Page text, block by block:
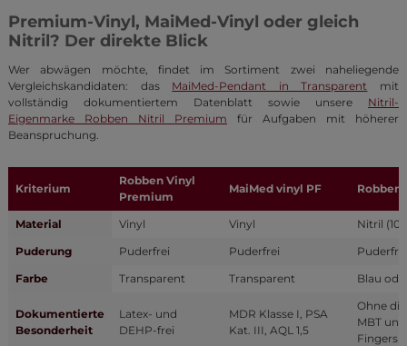
Premium-Vinyl, MaiMed-Vinyl oder gleich
Nitril? Der direkte Blick
Wer abwägen möchte, findet im Sortiment zwei naheliegende
Vergleichskandidaten: das MaiMed-Pendant in Transparent mit
vollständig dokumentiertem Datenblatt sowie unsere Nitril-
Eigenmarke Robben Nitril Premium für Aufgaben mit höherer
Beanspruchung.
Kriterium
Robben Vinyl
Premium
MaiMed vinyl PF
Material Vinyl Vinyl
Nitril
Puderung
Puderfrei Puderfrei
Puderfrei
Farbe
Transparent Transparent Blau
Dokumentierte
Besonderheit
Latex- und
DEHP-frei
MDR Klasse I, PSA
Kat. III, AQL 1,5
Ohne
MBT